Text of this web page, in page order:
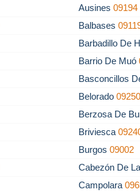
Ausines09194
Balbases
Barbadillo De
Barrio De Muó
Basconcillos
Belorado09250
Berzosa De
Briviesca
Burgos09002
Cabezón De
Campolara